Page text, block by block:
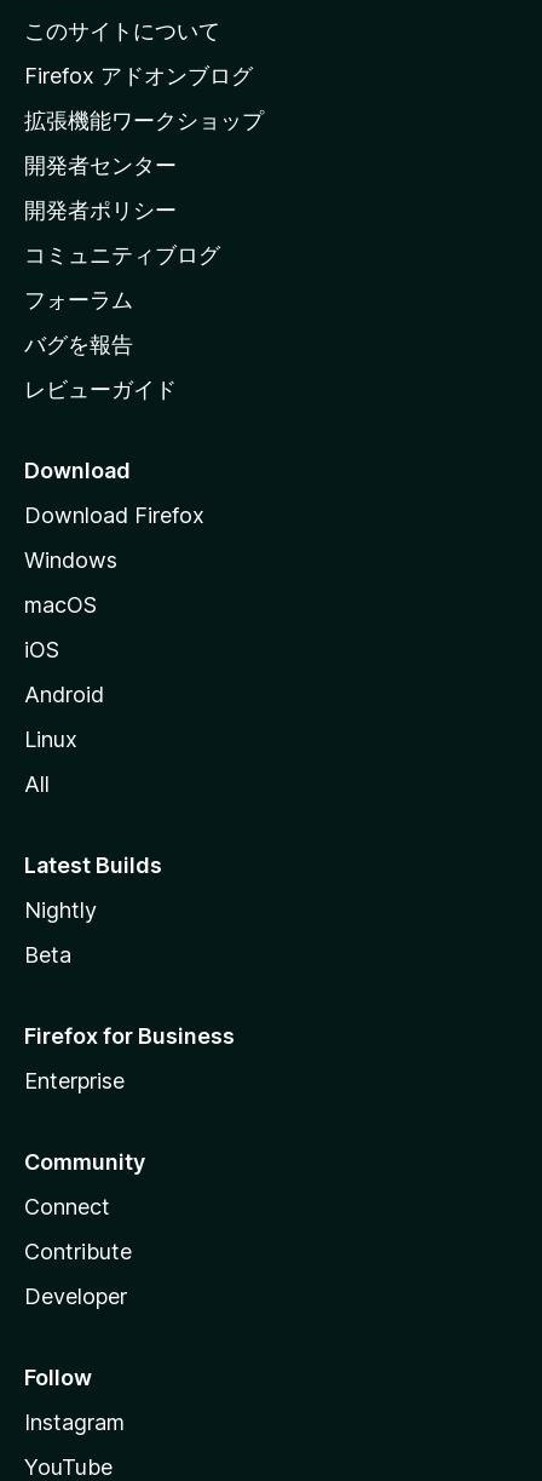
l
a
ホ
ー
ム
ー
ジ
へ
このサイトについて
Firefox アドオンブログ
拡張機能ワークショップ
開発者センター
開発者ポリシー
コミュニティブログ
フォーラム
バグを報告
レビューガイド
Download
Download Firefox
Windows
macOS
iOS
Android
Linux
All
Latest Builds
Nightly
Beta
Firefox for Business
Enterprise
Community
Connect
Contribute
Developer
Follow
Instagram
YouTube